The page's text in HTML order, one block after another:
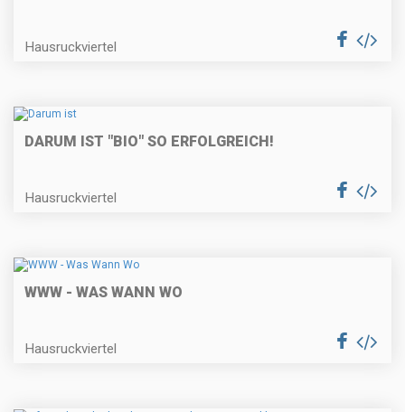
Hausruckviertel
DARUM IST "BIO" SO ERFOLGREICH!
Hausruckviertel
WWW - WAS WANN WO
Hausruckviertel